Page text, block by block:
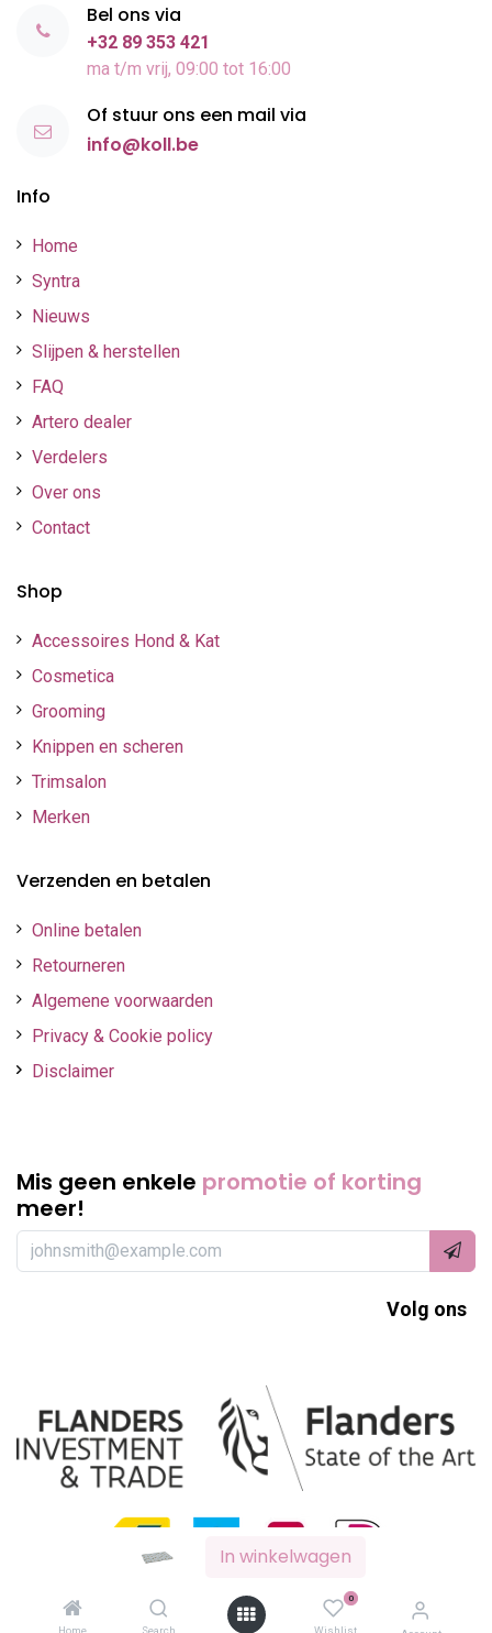
In winkelwagen
Home Search
0
Wishlist
Info
Home
Syntra
Nieuws
Slijpen & herstellen
FAQ
Artero dealer
Verdelers
Over ons
Contact
Shop
Accessoires Hond & Kat
Cosmetica
Grooming
Knippen en scheren
Trimsalon
Merken
Verzenden en betalen
Online betalen
Retourneren
Algemene voorwaarden
Privacy & Cookie policy
Disclaimer
Mis geen enkele promotie of korting
meer!
Volg ons
Bel ons via
+32 89 353 421
ma t/m vrij, 09:00 tot 16:00
Of stuur ons een mail via
info@koll.be
Made in odooby scrollit